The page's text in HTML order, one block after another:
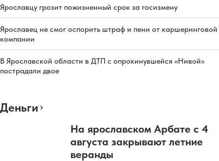
Ярославцу грозит пожизненный срок за госизмену
Ярославец не смог оспорить штраф и пени от каршеринговой
компании
В Ярославской области в ДТП с опрокинувшейся «Нивой»
пострадали двое
Деньги
На ярославском Арбате с 4
августа закрывают летние
веранды